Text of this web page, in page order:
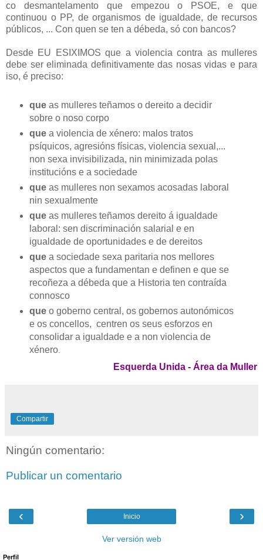
co desmantelamento que empezou o PSOE, e que
continuou o PP, de organismos de igualdade, de recursos
públicos, ... Con quen se ten a débeda, só con bancos?
Desde EU ESIXIMOS que a violencia contra as mulleres
debe ser eliminada definitivamente das nosas vidas e para
iso, é preciso:
queas mulleres teñamos o dereito a decidir
sobre o noso corpo
quea violencia de xénero: malos tratos
psíquicos, agresións físicas, violencia sexual,...
non sexa invisibilizada, nin minimizada polas
institucións e a sociedade
queas mulleres non sexamos acosadas laboral
nin sexualmente
queas mulleres teñamos dereito á igualdade
laboral: sen discriminación salarial e en
igualdade de oportunidades e de dereitos
quea sociedade sexa paritaria nos mellores
aspectos que a fundamentan e definen e que se
recoñeza a débeda que a Historia ten contraída
connosco
queo goberno central, os gobernos autonómicos
e os concellos, centren os seus esforzos en
consolidar a igualdade e a non violencia de
xénero.
Esquerda Unida - Área da Muller
Compartir
Ningún comentario:
Publicar un comentario
‹ ›
Inicio
Ver versión web
Perfil